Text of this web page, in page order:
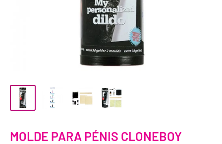
MOLDE PARA PÉNIS CLONEBOY